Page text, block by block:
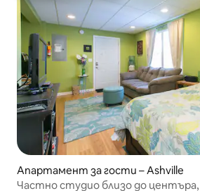
Апартамент за гости – Ashville
Частно студио близо до